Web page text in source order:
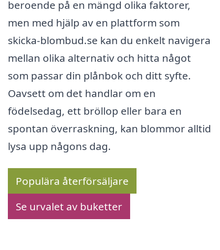
beroende på en mängd olika faktorer,
men med hjälp av en plattform som
skicka-blombud.se kan du enkelt navigera
mellan olika alternativ och hitta något
som passar din plånbok och ditt syfte.
Oavsett om det handlar om en
födelsedag, ett bröllop eller bara en
spontan överraskning, kan blommor alltid
lysa upp någons dag.
Populära återförsäljare
Se urvalet av buketter